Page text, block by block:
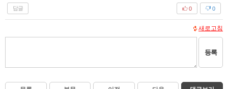
답글 0
0
새로고침
등록